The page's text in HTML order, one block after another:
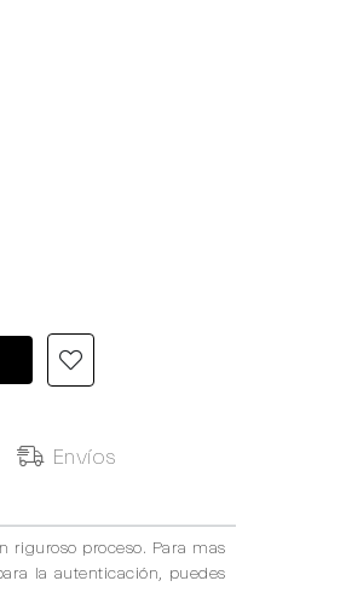
Envíos
riguroso proceso. Para mas
la autenticación, puedes